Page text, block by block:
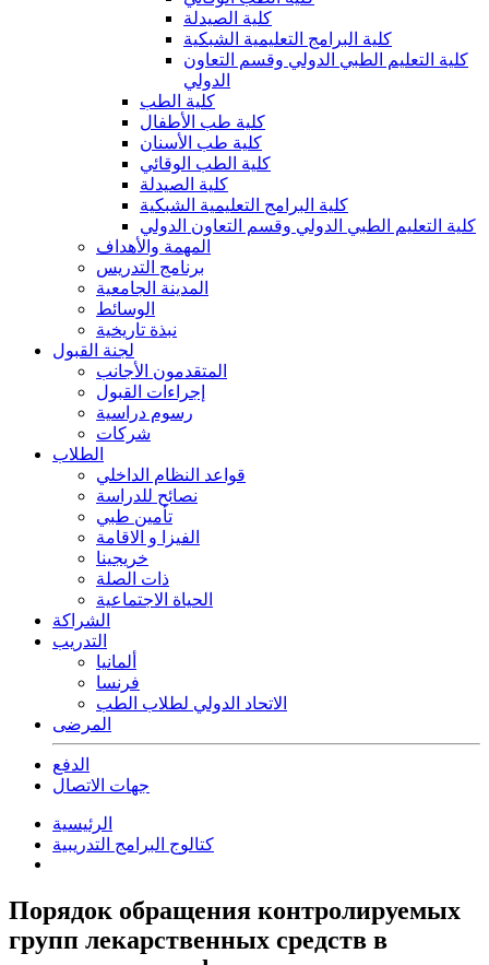
كلية الصيدلة
كلية البرامج التعليمية الشبكية
كلية التعليم الطبي الدولي وقسم التعاون
الدولي
كلية الطب
كلية طب الأطفال
كلية طب الأسنان
كلية الطب الوقائي
كلية الصيدلة
كلية البرامج التعليمية الشبكية
كلية التعليم الطبي الدولي وقسم التعاون الدولي
المهمة والأهداف
برنامج التدريس
المدينة الجامعية
الوسائط
نبذة تاريخية
لجنة القبول
المتقدمون الأجانب
إجراءات القبول
رسوم دراسية
شركات
الطلاب
قواعد النظام الداخلي
نصائح للدراسة
تأمين طبي
الفيزا و الاقامة
خريجينا
ذات الصلة
الحياة الاجتماعية
الشراكة
التدريب
ألمانيا
فرنسا
الاتحاد الدولي لطلاب الطب
المرضى
الدفع
جهات الاتصال
الرئيسية
كتالوج البرامج التدريبية
Порядок обращения контролируемых
групп лекарственных средств в